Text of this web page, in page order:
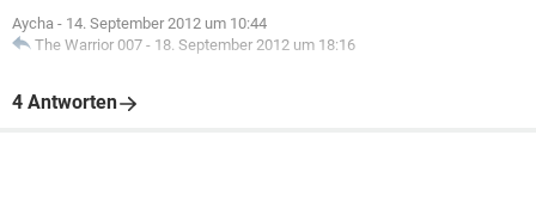
Aycha - 14. September 2012 um 10:44
The Warrior 007 - 18. September 2012 um 18:16
4 Antworten